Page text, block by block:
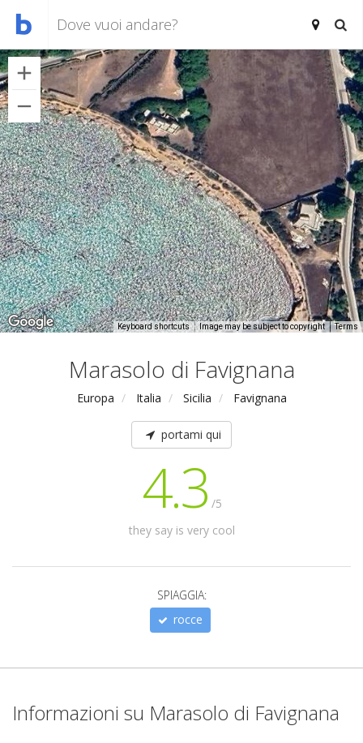
Keyboard shortcuts Image may be subject to copyright Terms
Marasolo di Favignana
Europa Italia Sicilia Favignana
portami qui
4.3 /5
they say is very cool
SPIAGGIA:
rocce
Informazioni su Marasolo di Favignana